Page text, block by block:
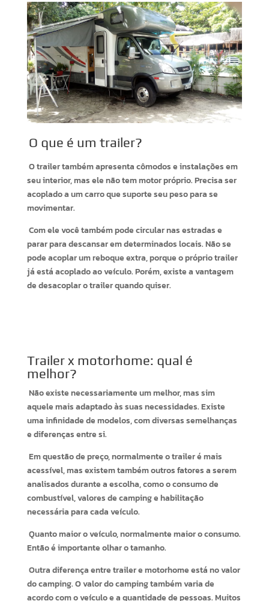
O que é um trailer?
O trailer também apresenta cômodos e instalações em
seu interior, mas ele não tem motor próprio. Precisa ser
acoplado a um carro que suporte seu peso para se
movimentar.
Com ele você também pode circular nas estradas e
parar para descansar em determinados locais. Não se
pode acoplar um reboque extra, porque o próprio trailer
já está acoplado ao veículo. Porém, existe a vantagem
de desacoplar o trailer quando quiser.
Trailer x motorhome: qual é
melhor?
Não existe necessariamente um melhor, mas sim
aquele mais adaptado às suas necessidades. Existe
uma infinidade de modelos, com diversas semelhanças
e diferenças entre si.
Em questão de preço, normalmente o trailer é mais
acessível, mas existem também outros fatores a serem
analisados durante a escolha, como o consumo de
combustível, valores de camping e habilitação
necessária para cada veículo.
Quantomaior o veículo, normalmente maior o consumo.
Então é importante olhar o tamanho.
Outra diferença entre trailer e motorhome está no valor
do camping. O valor do camping também varia de
acordo com o veículo e a quantidade de pessoas. Muitos